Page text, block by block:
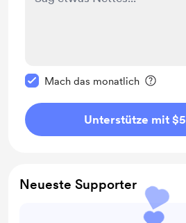
Mach das monatlich
Unterstütze mit $5
Neueste Supporter